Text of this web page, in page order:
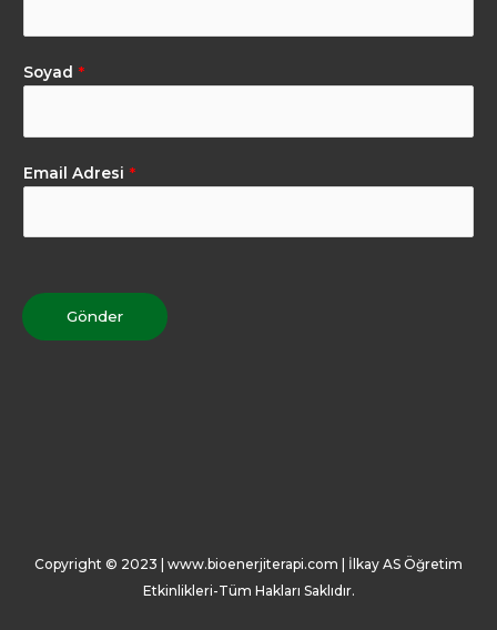
Soyad *
Email Adresi *
Gönder
Copyright © 2023 | www.bioenerjiterapi.com | İlkay AS Öğretim
Etkinlikleri-Tüm Hakları Saklıdır.